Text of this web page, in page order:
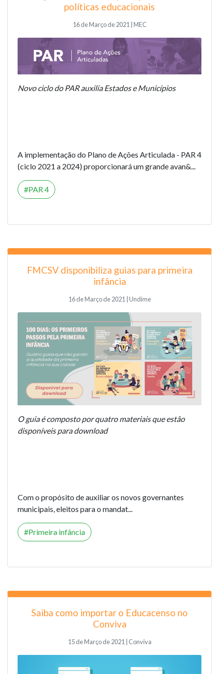
políticas educacionais
16 de Março de 2021 | MEC
Novo ciclo do PAR auxilia Estados e Municípios
A implementação do Plano de Ações Articulada - PAR 4
(ciclo 2021 a 2024) proporcionará um grande avan&...
PAR 4
FMCSV disponibiliza guias para primeira
infância
16 de Março de 2021 | Undime
O guia é composto por quatro materiais que estão
disponíveis para download
Com o propósito de auxiliar os novos governantes
municipais, eleitos para o mandat...
Primeira infância
Saiba como importar o Educacenso no
Conviva
15 de Março de 2021 | Conviva